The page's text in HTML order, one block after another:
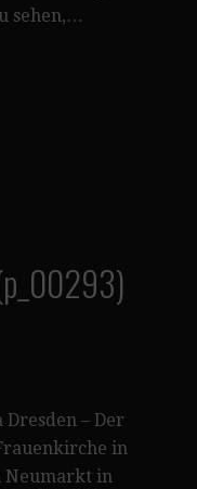
sehen,…
– Der
in
Neumarkt in